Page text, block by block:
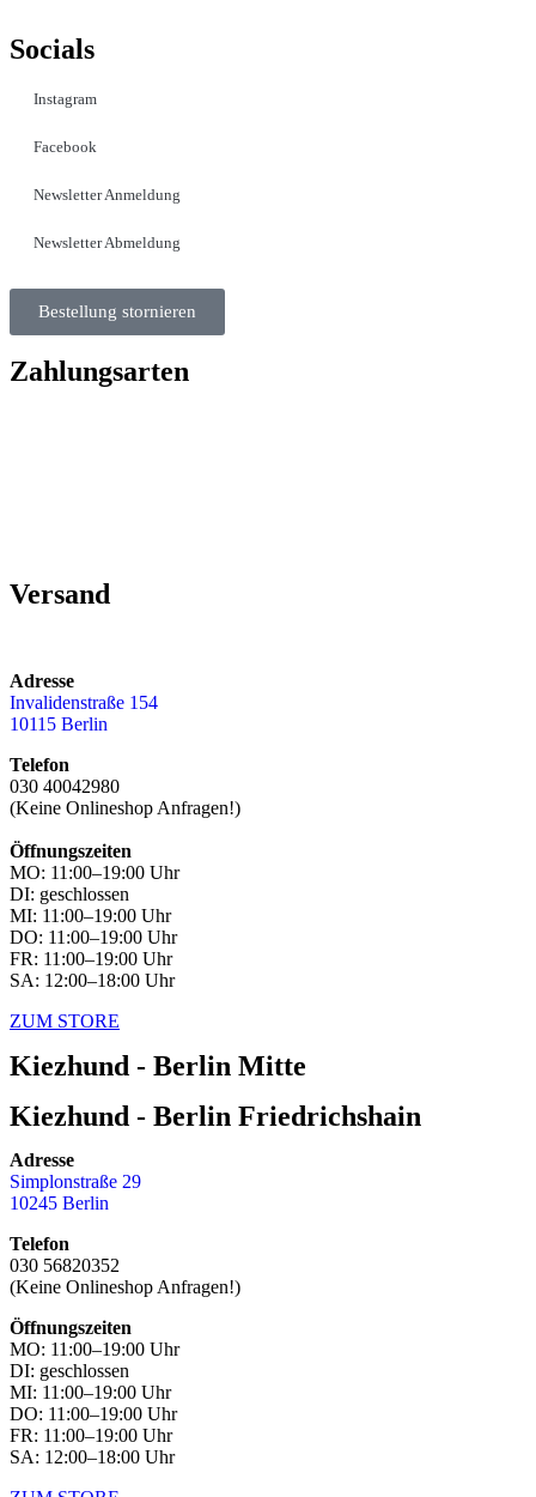
Socials
Instagram
Facebook
Newsletter Anmeldung
Newsletter Abmeldung
Bestellung stornieren
Zahlungsarten
Versand
Adresse
Invalidenstraße 154
10115 Berlin
Telefon
030 40042980
(Keine Onlineshop Anfragen!)
Öffnungszeiten
MO: 11:00–19:00 Uhr
DI: geschlossen
MI: 11:00–19:00 Uhr
DO: 11:00–19:00 Uhr
FR: 11:00–19:00 Uhr
SA: 12:00–18:00 Uhr
ZUM STORE
Kiezhund - Berlin Mitte
Kiezhund - Berlin Friedrichshain
Adresse
Simplonstraße 29
10245 Berlin
Telefon
030 56820352
(Keine Onlineshop Anfragen!)
Öffnungszeiten
MO: 11:00–19:00 Uhr
DI: geschlossen
MI: 11:00–19:00 Uhr
DO: 11:00–19:00 Uhr
FR: 11:00–19:00 Uhr
SA: 12:00–18:00 Uhr